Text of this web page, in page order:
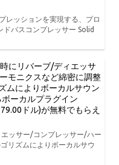
レッションを実現する、プロ
バスコンプレッサー Solid
にリバーブ/ディエッサ
モニクスなど綿密に調整
ムによりボーカルサウン
ーカルプラグイン
ドル)が無料でもらえ
ッサー/コンプレッサー/ハー
リズムによりボーカルサウ